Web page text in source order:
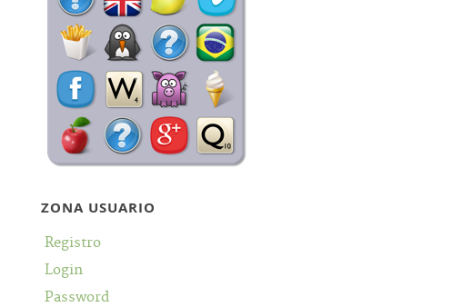
ZONA USUARIO
Registro
Login
Password